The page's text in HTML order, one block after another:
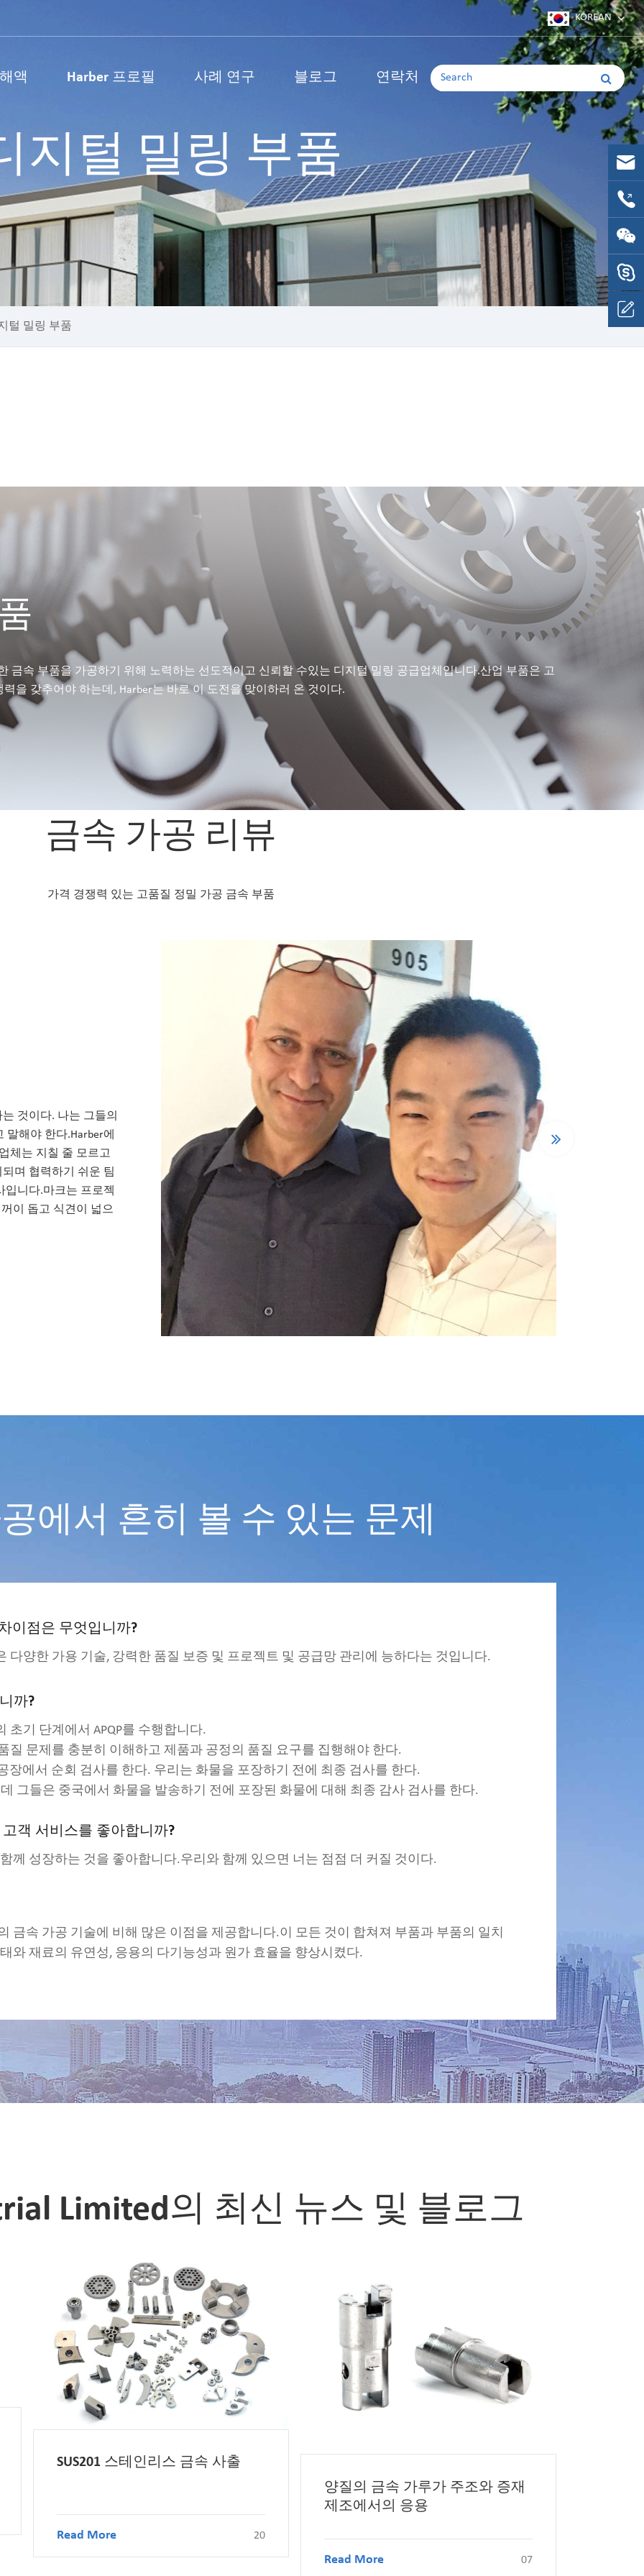
KOREAN
Deutsch
English
Korean
français
español
русский
português
의료 부품
자동차부품
전자 금속 부품
부품 잠금
수치 제어 가공 부품
디지털 밀링 부품
디지털 선반가공 부품
액 Harber 프로필 사례 연구 블로그 연락처
지털 밀링 부품
털 밀링 부품
금속 부품을 가공하기 위해 노력하는 선도적이고 신뢰할 수있는 디지털 밀링 공급업체입니다.산업 부품은 고
을 갖추어야 하는데, Harber는 바로 이 도전을 맞이하러 온 것이다.
금속 가공 리뷰
가격 경쟁력 있는 고품질 정밀 가공 금속 부품
것이다. 나는 그들의
해야 한다.Harber에
체는 지칠 줄 모르고
며 협력하기 쉬운 팀
입니다.마크는 프로젝
이 돕고 식견이 넓으
에서 흔히 볼 수 있는 문제
이점은 무엇입니까?
다양한 가용 기술, 강력한 품질 보증 및 프로젝트 및 공급망 관리에 능하다는 것입니다.
까?
초기 단계에서 APQP를 수행합니다.
질 문제를 충분히 이해하고 제품과 공정의 품질 요구를 집행해야 한다.
장에서 순회 검사를 한다. 우리는 화물을 포장하기 전에 최종 검사를 한다.
그들은 중국에서 화물을 발송하기 전에 포장된 화물에 대해 최종 감사 검사를 한다.
객 서비스를 좋아합니까?
께 성장하는 것을 좋아합니다.우리와 함께 있으면 너는 점점 더 커질 것이다.
금속 가공 기술에 비해 많은 이점을 제공합니다.이 모든 것이 합쳐져 부품과 부품의 일치
와 재료의 유연성, 응용의 다기능성과 원가 효율을 향상시켰다.
Limited의 최신 뉴스 및 블로그
SUS201 스테인리스 금속 사출
Read More 20
양질의 금속 가루가 주조와 증재
제조에서의 응용
Read More 07